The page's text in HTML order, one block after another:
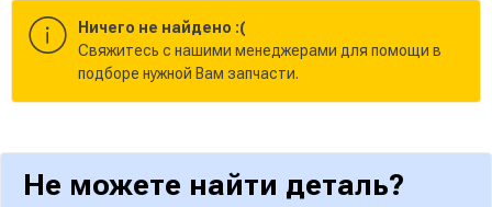
Ничего не найдено :(
Cвяжитесь с нашими менеджерами для помощи в
подборе нужной Вам запчасти.
Не можете найти деталь?